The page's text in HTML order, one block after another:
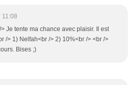
11:08
Je tente ma chance avec plaisir. Il est
/> 1) Nelfah<br /> 2) 10%<br /> <br />
Bises ;)